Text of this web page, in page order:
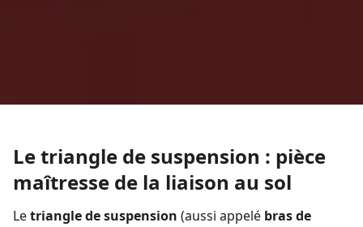
Le triangle de suspension : pièce
maîtresse de la liaison au sol
Letriangle de suspension (aussi appelé bras de